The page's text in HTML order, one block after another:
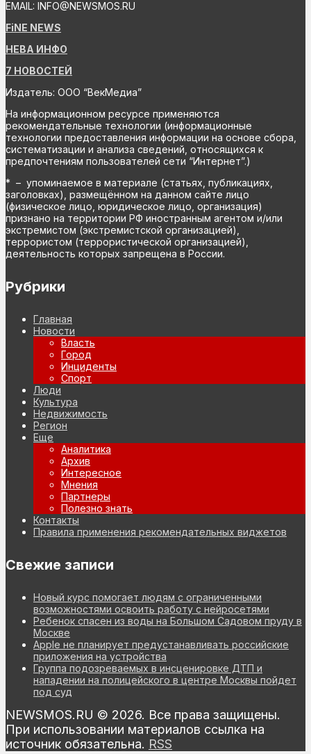
EMAIL: INFO@NEWSMOS.RU
FiNE NEWS
НЕВА ИНФО
7 НОВОСТЕЙ
Издатель: ООО “ВекМедиа”
На информационном ресурсе применяются
рекомендательные технологии (информационные
технологии предоставления информации на основе сбора,
систематизации и анализа сведений, относящихся к
предпочтениям пользователей сети “Интернет”.)
* – упоминаемое в материале (статьях, публикациях,
заголовках), размещённом на данном сайте лицо
(физическое лицо, юридическое лицо, организация)
признано на территории РФ иностранным агентом и/или
экстремистом (экстремистской организацией),
террористом (террористической организацией),
деятельность которых запрещена в России.
Рубрики
Главная
Новости
Власть
Город
Инциденты
Спорт
Люди
Культура
Недвижимость
Регион
Еще
Аналитика
Архив
Интересное
Мнения
Партнеры
Полезно знать
Контакты
Правила применения рекомендательных виджетов
Свежие записи
Новый курс помогает людям с ограниченными
возможностями освоить работу с нейросетями
Ребенок спасен из воды на Большом Садовом пруду в
Москве
Apple не планирует предустанавливать российские
приложения на устройства
Группа подозреваемых в инсценировке ДТП и
нападении на полицейского в центре Москвы пойдет
под суд
NEWSMOS.RU © 2026. Все права защищены.
При использовании материалов ссылка на
источник обязательна. RSS